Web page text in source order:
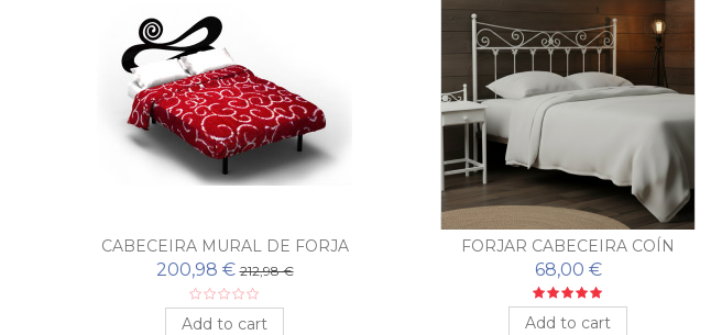
CABECEIRA MURAL DE FORJA
HELLEN
200,98 €212,98 €
Add to cart
FORJAR CABECEIRA COÍN
68,00 €
Add to cart